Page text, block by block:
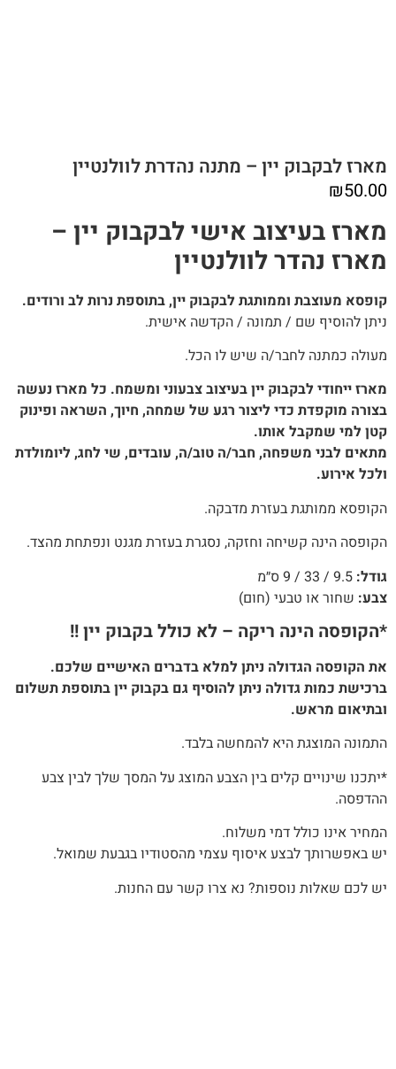
מארז לבקבוק יין – מתנה נהדרת לוולנטיין
₪50.00
מארז בעיצוב אישי לבקבוק יין –
מארז נהדר לוולנטיין
קופסא מעוצבת וממותגת לבקבוק יין, בתוספת נרות לב ורודים.
ניתן להוסיף שם / תמונה / הקדשה אישית.
מעולה כמתנה לחבר/ה שיש לו הכל.
מארז ייחודי לבקבוק יין בעיצוב צבעוני ומשמח. כל מארז נעשה
בצורה מוקפדת כדי ליצור רגע של שמחה, חיוך, השראה ופינוק
קטן למי שמקבל אותו.
מתאים לבני משפחה, חבר/ה טוב/ה, עובדים, שי לחג, ליומולדת
ולכל אירוע.
הקופסא ממותגת בעזרת מדבקה.
הקופסה הינה קשיחה וחזקה, נסגרת בעזרת מגנט ונפתחת מהצד.
גודל: 9.5 / 33 / 9 ס״מ
צבע:שחור או טבעי (חום)
*הקופסה הינה ריקה – לא כולל בקבוק יין !!
את הקופסה הגדולה ניתן למלא בדברים האישיים שלכם.
ברכישת כמות גדולה ניתן להוסיף גם בקבוק יין בתוספת תשלום
ובתיאום מראש.
התמונה המוצגת היא להמחשה בלבד.
*יתכנו שינויים קלים בין הצבע המוצג על המסך שלך לבין צבע
ההדפסה.
המחיר אינו כולל דמי משלוח.
יש באפשרותך לבצע איסוף עצמי מהסטודיו בגבעת שמואל.
יש לכם שאלות נוספות? נא צרו קשר עם החנות.